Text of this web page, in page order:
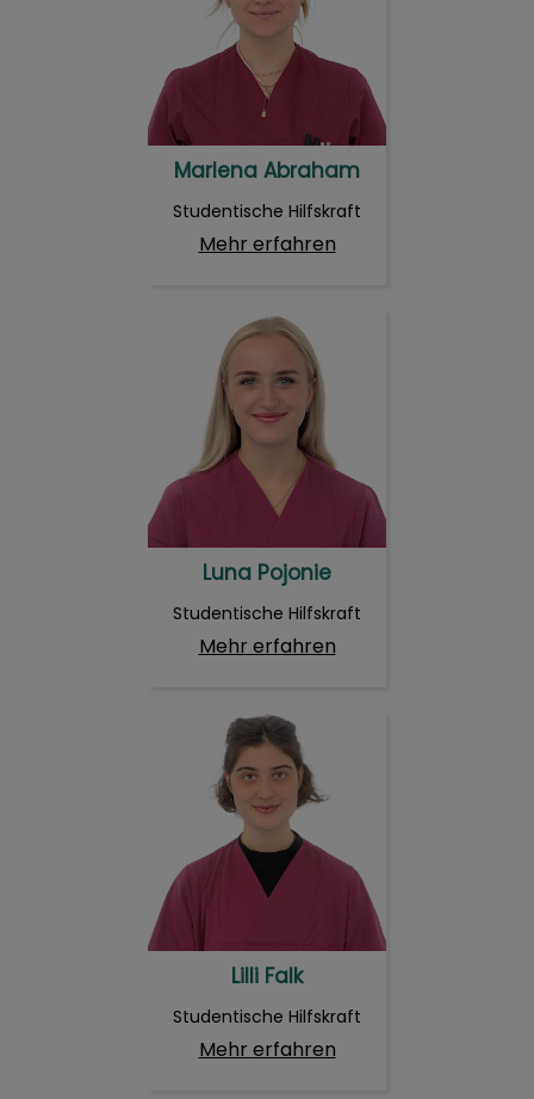
Marlena Abraham
Studentische Hilfskraft
Mehr erfahren
Luna Pojonie
Luna Pojonie
Studentische Hilfskraft
Mehr erfahren
Lilli Falk
Lilli Falk
Studentische Hilfskraft
Mehr erfahren